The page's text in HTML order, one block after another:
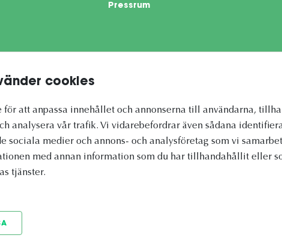
cookies
för att anpassa innehållet och annonserna till användarna,
analysera vår trafik. Vi vidarebefordrar även sådana
sociala medier och annons- och analysföretag som vi
med annan information som du har tillhandahållit eller
tjänster.
Pressrum
by reCAPTCHA and the Google